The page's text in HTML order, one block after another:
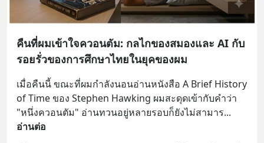
คืนที่ผมเข้าใจควอนตัม: กลไกของสมองและ AI กับ
รอยรั่วของการศึกษาไทยในยุคของผม
เมื่อคืนนี้ ขณะที่ผมกำลังนอนอ่านหนังสือ A Brief History
of Time ของ Stephen Hawking ผมสะดุดเข้ากับคำว่า
"หนึ่งควอนตัม" อ่านทวนอยู่หลายรอบก็ยังไม่สามาร
อ่านต่อ